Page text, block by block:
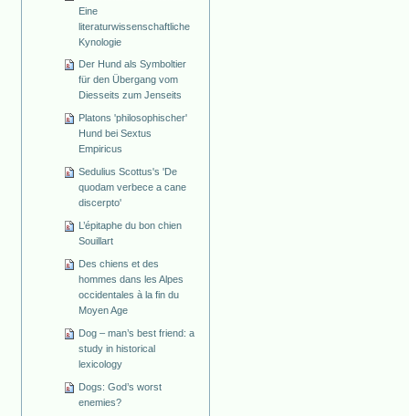
Eine
literaturwissenschaftliche
Kynologie
Der Hund als Symboltier
für den Übergang vom
Diesseits zum Jenseits
Platons 'philosophischer'
Hund bei Sextus
Empiricus
Sedulius Scottus's 'De
quodam verbece a cane
discerpto'
L’épitaphe du bon chien
Souillart
Des chiens et des
hommes dans les Alpes
occidentales à la fin du
Moyen Age
Dog – man’s best friend: a
study in historical
lexicology
Dogs: God’s worst
enemies?